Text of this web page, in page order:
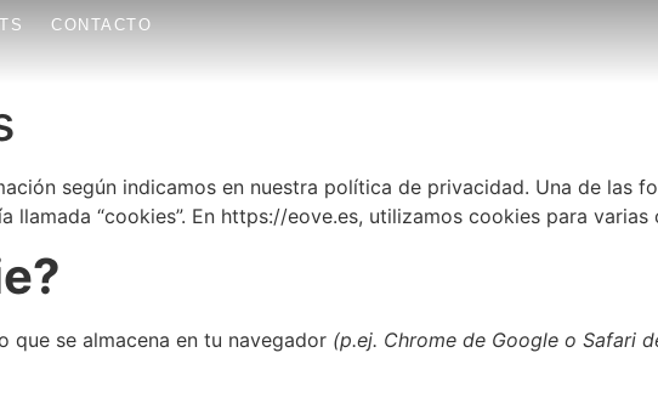
CONTACTO
según indicamos en nuestra política de privacidad. Una de las
“cookies”. En https://eove.es, utilizamos cookies para varias
que se almacena en tu navegador (p.ej. Chrome de Google o Safari